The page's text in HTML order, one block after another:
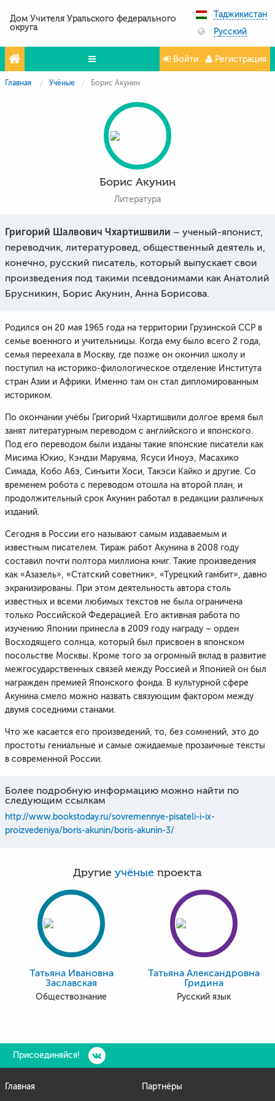
Дом Учителя Уральского федерального
округа
Таджикистан
Русский
Олимпиады
Войти Регистрация
Главная Учёные Борис Акунин
Борис Акунин
Литература
Григорий Шалвович Чхартишвили – ученый-японист,
переводчик, литературовед, общественный деятель и,
конечно, русский писатель, который выпускает свои
произведения под такими псевдонимами как Анатолий
Брусникин, Борис Акунин, Анна Борисова.
Родился он 20 мая 1965 года на территории Грузинской ССР в
семье военного и учительницы. Когда ему было всего 2 года,
семья переехала в Москву, где позже он окончил школу и
поступил на историко-филологическое отделение Института
стран Азии и Африки. Именно там он стал дипломированным
историком.
По окончании учёбы Григорий Чхартишвили долгое время был
занят литературным переводом с английского и японского.
Под его переводом были изданы такие японские писатели как
Мисима Юкио, Кэндзи Маруяма, Ясуси Иноуэ, Масахико
Симада, Кобо Абэ, Синъити Хоси, Такэси Кайко и другие. Со
временем робота с переводом отошла на второй план, и
продолжительный срок Акунин работал в редакции различных
изданий.
Сегодня в России его называют самым издаваемым и
известным писателем. Тираж работ Акунина в 2008 году
составил почти полтора миллиона книг. Такие произведения
как «Азазель», «Статский советник», «Турецкий гамбит», давно
экранизированы. При этом деятельность автора столь
известных и всеми любимых текстов не была ограничена
только Российской Федерацией. Его активная работа по
изучению Японии принесла в 2009 году награду – орден
Восходящего солнца, который был присвоен в японском
посольстве Москвы. Кроме того за огромный вклад в развитие
межгосударственных связей между Россией и Японией он был
награжден премией Японского фонда. В культурной сфере
Акунина смело можно назвать связующим фактором между
двумя соседними станами.
Что же касается его произведений, то, без сомнений, это до
простоты гениальные и самые ожидаемые прозаичные тексты
в современной России.
Более подробную информацию можно найти по
следующим ссылкам
http://www.bookstoday.ru/sovremennye-pisateli-i-ix-
proizvedeniya/boris-akunin/boris-akunin-3/
Другие учёные проекта
Татьяна Ивановна
Заславская
Обществознание
Татьяна Александровна
Гридина
Русский язык
Присоединяйся!
Главная Партнёры